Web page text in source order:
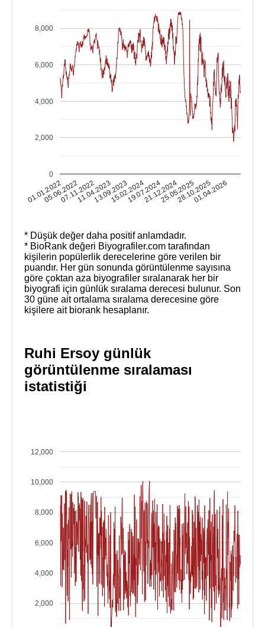
01.01.2022
05.06.2022
07.11.2022
11.04.2023
13.09.2023
15.02.2024
19.07.2024
21.12.2024
25.05.2025
28.10.2025
01.04.2026
0
2,000
4,000
6,000
8,000
* Düşük değer daha positif anlamdadır.
* BioRank değeri Biyografiler.com tarafından
kişilerin popülerlik derecelerine göre verilen bir
puandır. Her gün sonunda görüntülenme sayısına
göre çoktan aza biyografiler sıralanarak her bir
biyografi için günlük sıralama derecesi bulunur. Son
30 güne ait ortalama sıralama derecesine göre
kişilere ait biorank hesaplanır.
Ruhi Ersoy günlük
görüntülenme sıralaması
istatistiği
2,000
4,000
6,000
8,000
10,000
12,000